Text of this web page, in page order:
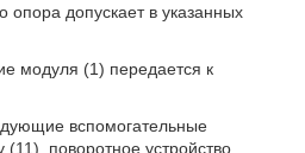
допускает в указанных
модуля (1) передается к
вспомогательные
поворотное устройство,